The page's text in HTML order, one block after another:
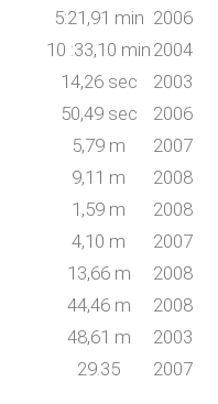
5:21,91 min 2006
10 :33,10 min 2004
14,26 sec
2003
50,49 sec
2006
5,79 m
2007
9,11 m
2008
1,59 m
2008
4,10 m
2007
13,66 m
2008
44,46 m
2008
48,61 m
2003
29.35 2007